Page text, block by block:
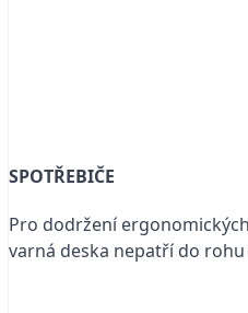
SPOTŘEBIČE
Pro dodržení
varná deska nepatří do rohu